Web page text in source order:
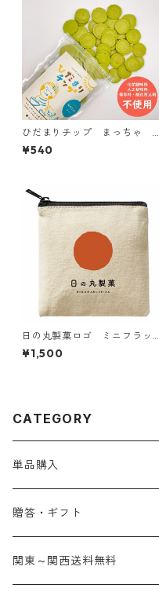
ひだまりチップ まっちゃ M
ATCHA【おひさまのおやつシ
リーズ】
¥540
日の丸製菓ロゴ ミニフラッ
トポーチ
¥1,500
CATEGORY
単品購入
贈答・ギフト
関東～関西送料無料